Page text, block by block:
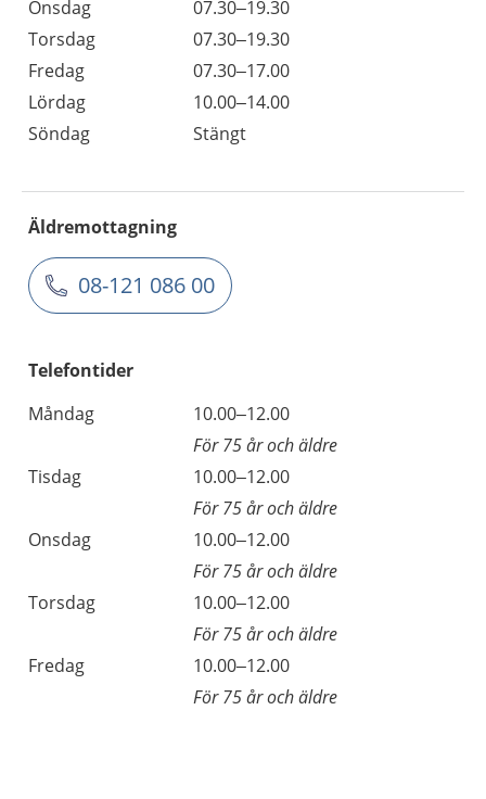
Onsdag
07.30–19.30
Torsdag
07.30–19.30
Fredag
07.30–17.00
Lördag
10.00–14.00
Söndag
Stängt
Äldremottagning
08-121 086 00
Telefontider
Måndag
10.00–12.00
För 75 år och äldre
Tisdag
10.00–12.00
För 75 år och äldre
Onsdag
10.00–12.00
För 75 år och äldre
Torsdag
10.00–12.00
För 75 år och äldre
Fredag
10.00–12.00
För 75 år och äldre